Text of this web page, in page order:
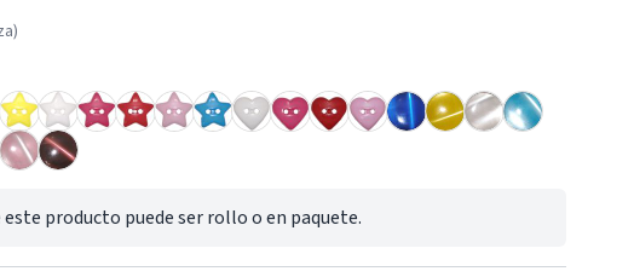
este producto puede ser rollo o en paquete.